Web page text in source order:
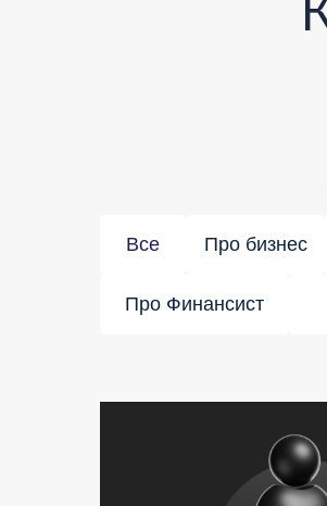
Все Про бизнес
Про Финансист